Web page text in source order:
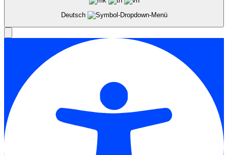
Deutsch